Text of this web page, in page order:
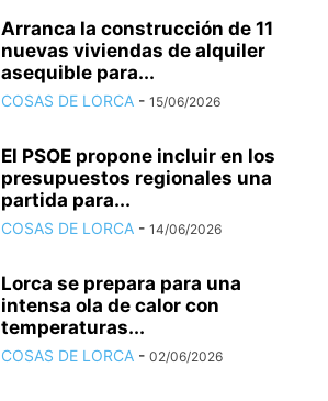
Arranca la construcción de 11
nuevas viviendas de alquiler
asequible para...
COSAS DE LORCA - 15/06/2026
El PSOE propone incluir en los
presupuestos regionales una
partida para...
COSAS DE LORCA - 14/06/2026
Lorca se prepara para una
intensa ola de calor con
temperaturas...
COSAS DE LORCA - 02/06/2026